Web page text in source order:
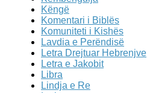
Këngë
Komentari i Biblës
Komuniteti i Kishës
Lavdia e Perëndisë
Letra Drejtuar Hebrenjve
Letra e Jakobit
Libra
Lindja e Re